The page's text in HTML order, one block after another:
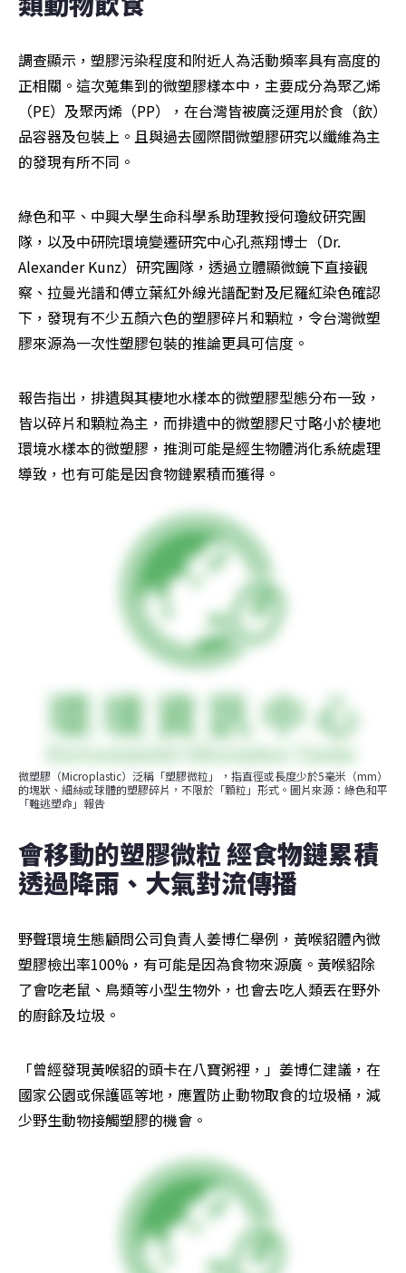
調查顯示，塑膠污染程度和附近人為活動頻率具有高度的
正相關。這次蒐集到的微塑膠樣本中，主要成分為聚乙烯
（PE）及聚丙烯（PP），在台灣皆被廣泛運用於食（飲）
品容器及包裝上。且與過去國際間微塑膠研究以纖維為主
的發現有所不同。
綠色和平、中興大學生命科學系助理教授何瓊紋研究團
隊，以及中研院環境變遷研究中心孔燕翔博士（Dr.
Alexander Kunz）研究團隊，透過立體顯微鏡下直接觀
察、拉曼光譜和傅立葉紅外線光譜配對及尼羅紅染色確認
下，發現有不少五顏六色的塑膠碎片和顆粒，令台灣微塑
膠來源為一次性塑膠包裝的推論更具可信度。
報告指出，排遺與其棲地水樣本的微塑膠型態分布一致，
皆以碎片和顆粒為主，而排遺中的微塑膠尺寸略小於棲地
環境水樣本的微塑膠，推測可能是經生物體消化系統處理
導致，也有可能是因食物鏈累積而獲得。
微塑膠（Microplastic）泛稱「塑膠微粒」，指直徑或長度少於5毫米（mm）
的塊狀、細絲或球體的塑膠碎片，不限於「顆粒」形式。圖片來源：綠色和平
「難逃塑命」報告
會移動的塑膠微粒 經食物鏈累積
透過降雨、大氣對流傳播
野聲環境生態顧問公司負責人姜博仁舉例，黃喉貂體內微
塑膠檢出率100%，有可能是因為食物來源廣。黃喉貂除
了會吃老鼠、鳥類等小型生物外，也會去吃人類丟在野外
的廚餘及垃圾。
「曾經發現黃喉貂的頭卡在八寶粥裡，」姜博仁建議，在
國家公園或保護區等地，應置防止動物取食的垃圾桶，減
少野生動物接觸塑膠的機會。